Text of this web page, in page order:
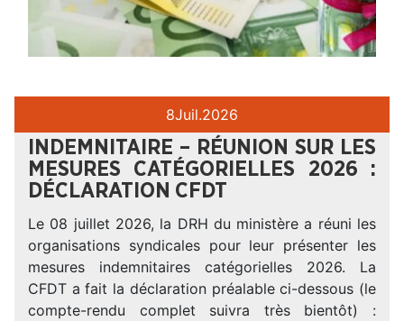
8Juil.2026
INDEMNITAIRE – RÉUNION SUR LES
MESURES CATÉGORIELLES 2026 :
DÉCLARATION CFDT
Le 08 juillet 2026, la DRH du ministère a réuni les
organisations syndicales pour leur présenter les
mesures indemnitaires catégorielles 2026. La
CFDT a fait la déclaration préalable ci-dessous (le
compte-rendu complet suivra très bientôt) :